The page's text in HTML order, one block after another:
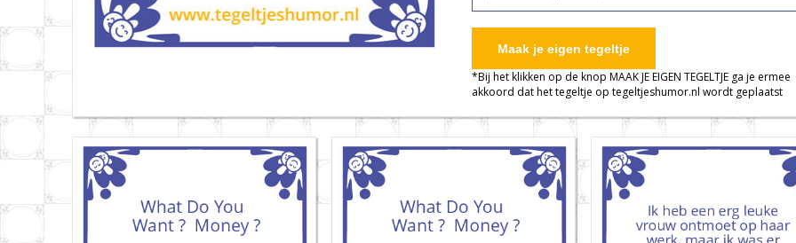
Maak je eigen tegeltje
*Bij het klikken op de knop MAAK JE EIGEN TEGELTJE ga je ermee
akkoord dat het tegeltje op tegeltjeshumor.nl wordt geplaatst